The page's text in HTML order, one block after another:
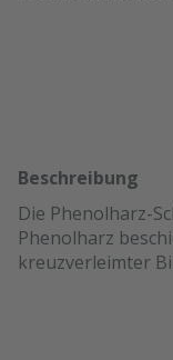
Beschreibung
Die Phenolharz-
Phenolharz
kreuzverleimter